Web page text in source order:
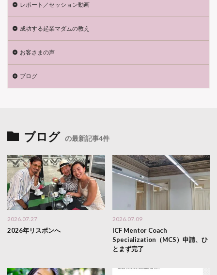
レポート／セッション動画
成功する起業マダムの教え
お客さまの声
ブログ
ブログ の最新記事4件
2026.07.27
2026年リスボンへ
2026.07.09
ICF Mentor Coach
Specialization（MCS）申請、ひ
とまず完了